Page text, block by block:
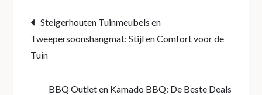
Post
navigation
Steigerhouten Tuinmeubels en
Tweepersoonshangmat: Stijl en Comfort voor de
Tuin
BBQ Outlet en Kamado BBQ: De Beste Deals